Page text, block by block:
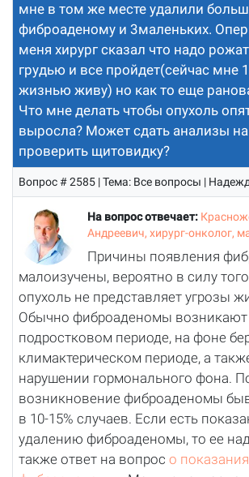
мне в том же месте удалили
фиброаденому и 3маленьких.
меня хирург сказал что надо
грудью и все пройдет(сейчас мне
жизнью живу) но как то еще
Что мне делать чтобы опухоль
выросла? Может сдать анализы
проверить щитовидку?
Вопрос # 2585 | Тема: Все вопросы |
На вопрос отвечает:
Андреевич, хирург-онколог,
Причины появления
малоизучены, вероятно в силу
опухоль не представляет угрозы
Обычно фиброаденомы возникают
подростковом периоде, на фоне
климактерическом периоде, а
нарушении гормонального фона.
возникновение фиброаденомы
в 10-15% случаев. Если есть
удалению фиброаденомы, то ее
также ответ на вопросо